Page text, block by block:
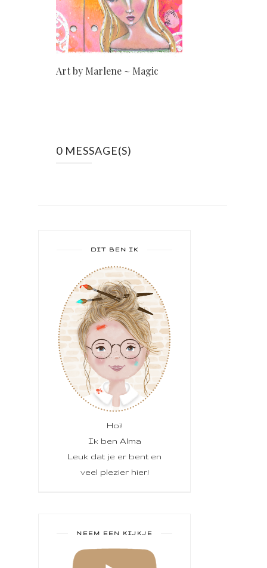
Art by Marlene ~ Magic
0 MESSAGE(S)
DIT BEN IK
Hoi!
Ik ben Alma
Leuk dat je er bent en
veel plezier hier!
NEEM EEN KIJKJE